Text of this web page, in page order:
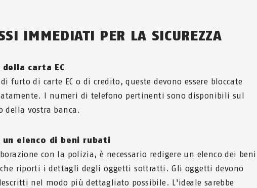
IMMEDIATI PER LA SICUREZZA
della carta EC
furto di carte EC o di credito, queste devono essere bloccate
I numeri di telefono pertinenti sono disponibili sul
della vostra banca.
un elenco di beni rubati
con la polizia, è necessario redigere un elenco dei beni
riporti i dettagli degli oggetti sottratti. Gli oggetti devono
nel modo più dettagliato possibile. L'ideale sarebbe